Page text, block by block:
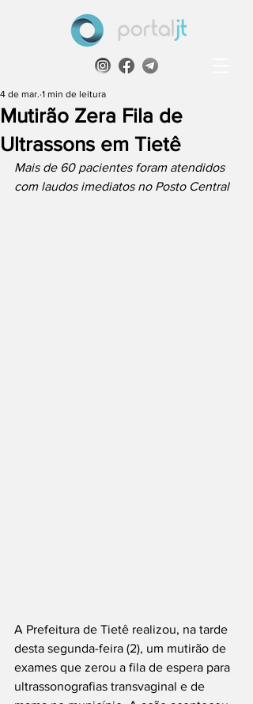
Mutirão Zera Fila de
Ultrassons em Tietê
4 de mar. 1 min de leitura
Mais de 60 pacientes foram atendidos
com laudos imediatos no Posto Central
A Prefeitura de Tietê realizou, na tarde
desta segunda-feira (2), um mutirão de
exames que zerou a fila de espera para
ultrassonografias transvaginal e de